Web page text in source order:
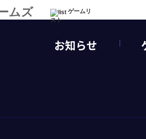
ゲームリ
スト
お知らせ